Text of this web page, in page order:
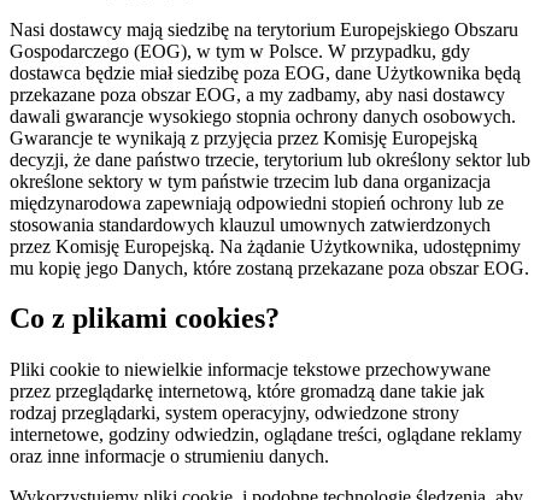
Nasi dostawcy mają siedzibę na terytorium Europejskiego Obszaru
Gospodarczego (EOG), w tym w Polsce. W przypadku, gdy
dostawca będzie miał siedzibę poza EOG, dane Użytkownika będą
przekazane poza obszar EOG, a my zadbamy, aby nasi dostawcy
dawali gwarancje wysokiego stopnia ochrony danych osobowych.
Gwarancje te wynikają z przyjęcia przez Komisję Europejską
decyzji, że dane państwo trzecie, terytorium lub określony sektor lub
określone sektory w tym państwie trzecim lub dana organizacja
międzynarodowa zapewniają odpowiedni stopień ochrony lub ze
stosowania standardowych klauzul umownych zatwierdzonych
przez Komisję Europejską. Na żądanie Użytkownika, udostępnimy
mu kopię jego Danych, które zostaną przekazane poza obszar EOG.
Co z plikami cookies?
Pliki cookie to niewielkie informacje tekstowe przechowywane
przez przeglądarkę internetową, które gromadzą dane takie jak
rodzaj przeglądarki, system operacyjny, odwiedzone strony
internetowe, godziny odwiedzin, oglądane treści, oglądane reklamy
oraz inne informacje o strumieniu danych.